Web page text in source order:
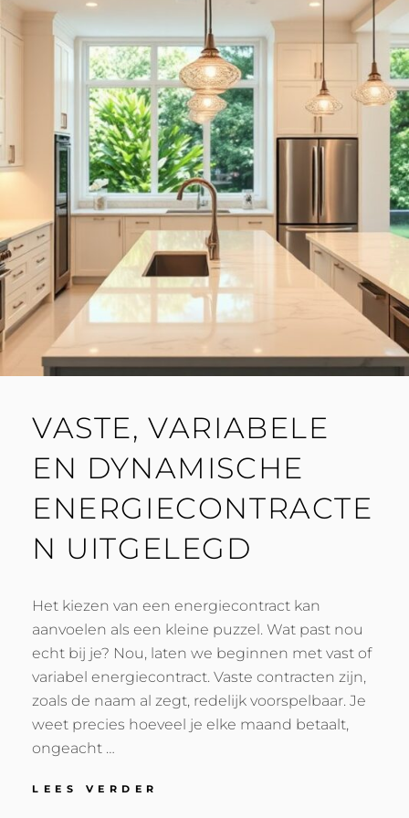
VASTE, VARIABELE
EN DYNAMISCHE
ENERGIECONTRACTE
N UITGELEGD
Het kiezen van een energiecontract kan
aanvoelen als een kleine puzzel. Wat past nou
echt bij je? Nou, laten we beginnen met vast of
variabel energiecontract. Vaste contracten zijn,
zoals de naam al zegt, redelijk voorspelbaar. Je
weet precies hoeveel je elke maand betaalt,
ongeacht …
LEES VERDER